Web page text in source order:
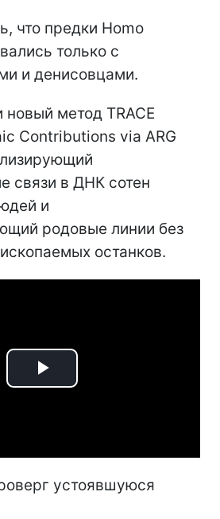
что предки Homo
только с
и денисовцами.
новый метод TRACE
Contributions via ARG
связи в ДНК сотен
и
родовые линии без
останков.
Play
устоявшуюся